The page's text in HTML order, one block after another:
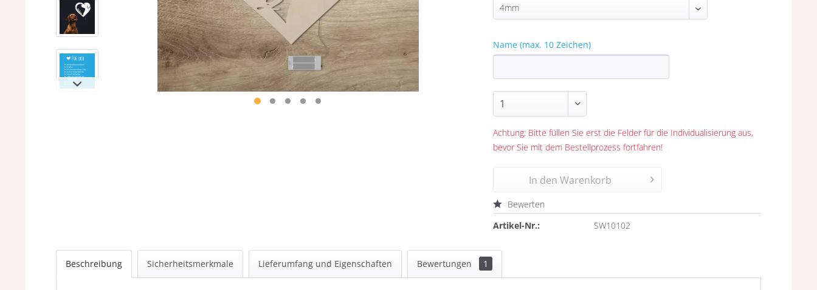
Name (max. 10 Zeichen)
Achtung: Bitte füllen Sie erst die Felder für die Individualisierung aus,
bevor Sie mit dem Bestellprozess fortfahren!
In den Warenkorb
Bewerten
Artikel-Nr.:
SW10102
Beschreibung Sicherheitsmerkmale Lieferumfang und Eigenschaften Bewertungen 1